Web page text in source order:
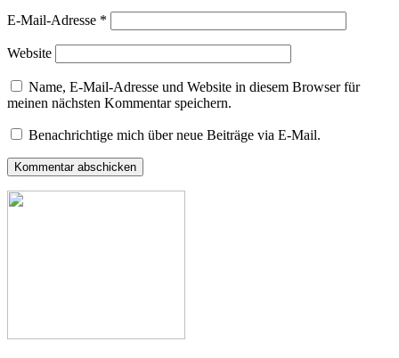
E-Mail-Adresse *
Website
Name, E-Mail-Adresse und Website in diesem Browser für
meinen nächsten Kommentar speichern.
Benachrichtige mich über neue Beiträge via E-Mail.